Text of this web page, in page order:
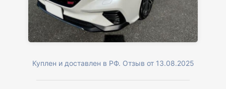
Куплен и доставлен в РФ. Отзыв от 13.08.2025